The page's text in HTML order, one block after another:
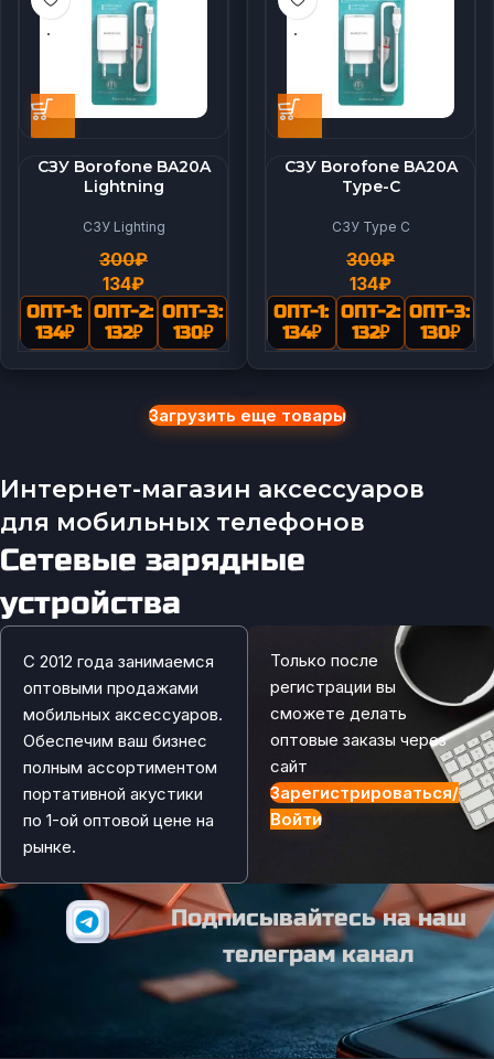
СЗУ Borofone BA20A
Lightning
СЗУ Lighting
300₽
134₽
ОПТ-1:
134₽
ОПТ-2:
132₽
ОПТ-3:
130₽
СЗУ Borofone BA20A
Type-C
СЗУ Type C
300₽
134₽
ОПТ-1:
134₽
ОПТ-2:
132₽
ОПТ-3:
130₽
Загрузить еще товары
Интернет-магазин аксессуаров
для мобильных телефонов
Сетевые зарядные
устройства
С 2012 года занимаемся
оптовыми продажами
мобильных аксессуаров.
Обеспечим ваш бизнес
полным ассортиментом
портативной акустики
по 1-ой оптовой цене на
рынке.
Только после
регистрации вы
сможете делать
оптовые заказы через
сайт
Зарегистрироваться/
Войти
Подписывайтесь на наш
телеграм канал